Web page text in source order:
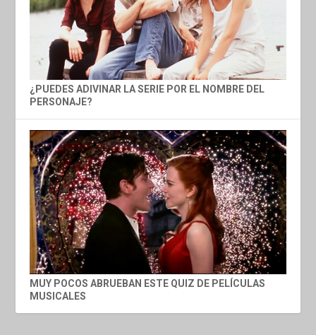
¿PUEDES ADIVINAR LA SERIE POR EL NOMBRE DEL
PERSONAJE?
MUY POCOS ABRUEBAN ESTE QUIZ DE PELÍCULAS
MUSICALES